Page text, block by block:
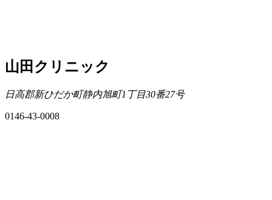
山田クリニック
日高郡新ひだか町静内旭町1丁目30番27号
0146-43-0008